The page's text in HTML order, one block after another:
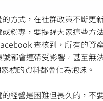
方式，在社群政策不斷更
粉專，要提醒大家這些方
查核到，所有的資
都會連帶受影響，甚至無
積的資料都會化為泡沫。
經營是困難但長久的，不